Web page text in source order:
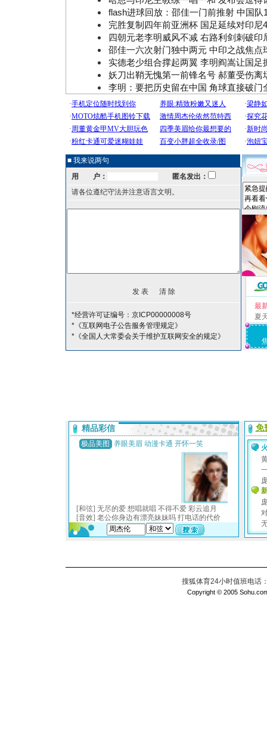
flash进球回放：邵佳一门前推射 中国队
完胜复制四年前亚洲杯 国足延续对印尼
四朝元老李明威风不减 右路利剑刺破印
邵佳一六次射门独中两元 中印之战焦点
实德老少组合撑起两翼 李明阎嵩让国足
妖刀出鞘无愧第一前锋名号 郝董受伤离
李明：要把历史留在中国 角球直接破门
■ 我来说两句
用 户：
匿名发出：
请各位遵纪守法并注意语言文明。
*经营许可证编号：京ICP00000008号
*《互联网电子公告服务管理规定》
*《全国人大常委会关于维护互联网安全的规定》
最
夏
搜狐体育24小时值班电话
Copyright © 2005